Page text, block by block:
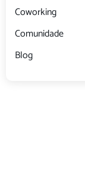
Coworking
Comunidade
Blog